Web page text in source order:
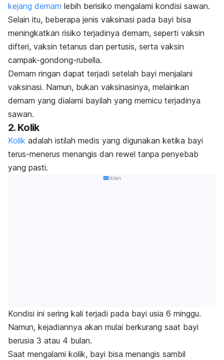
kejang demam lebih berisiko mengalami kondisi sawan.
Selain itu, beberapa jenis vaksinasi pada bayi bisa
meningkatkan risiko terjadinya demam, seperti vaksin
difteri, vaksin tetanus dan pertusis, serta vaksin
campak-gondong-rubella.
Demam ringan dapat terjadi setelah bayi menjalani
vaksinasi. Namun, bukan vaksinasinya, melainkan
demam yang dialami bayilah yang memicu terjadinya
sawan.
2. Kolik
Kolik adalah istilah medis yang digunakan ketika bayi
terus-menerus menangis dan rewel tanpa penyebab
yang pasti.
Iklan
Kondisi ini sering kali terjadi pada bayi usia 6 minggu.
Namun, kejadiannya akan mulai berkurang saat bayi
berusia 3 atau 4 bulan.
Saat mengalami kolik, bayi bisa menangis sambil